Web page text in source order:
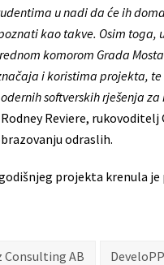
u nadi da će ih
kao takve. Osim toga,
komorom Grada
i koristima projekta,
softverskih rješenja za
Reviere, rukovoditelj
odraslih.
projekta krenula
Consulting AB